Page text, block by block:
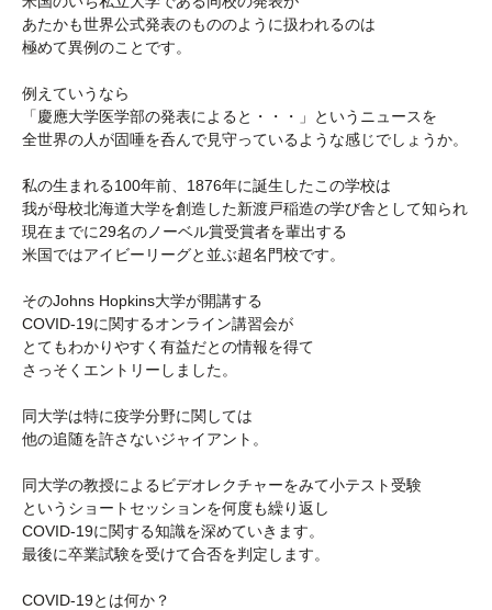
あたかも世界公式発表のもののように扱われるのは
極めて異例のことです。
例えていうなら
「慶應大学医学部の発表によると・・・」というニュースを
全世界の人が固唾を呑んで見守っているような感じでしょうか。
私の生まれる100年前、1876年に誕生したこの学校は
我が母校北海道大学を創造した新渡戸稲造の学び舎として知られ
現在までに29名のノーベル賞受賞者を輩出する
米国ではアイビーリーグと並ぶ超名門校です。
そのJohns Hopkins大学が開講する
COVID-19に関するオンライン講習会が
とてもわかりやすく有益だとの情報を得て
さっそくエントリーしました。
同大学は特に疫学分野に関しては
他の追随を許さないジャイアント。
同大学の教授によるビデオレクチャーをみて小テスト受験
というショートセッションを何度も繰り返し
COVID-19に関する知識を深めていきます。
最後に卒業試験を受けて合否を判定します。
COVID-19とは何か？